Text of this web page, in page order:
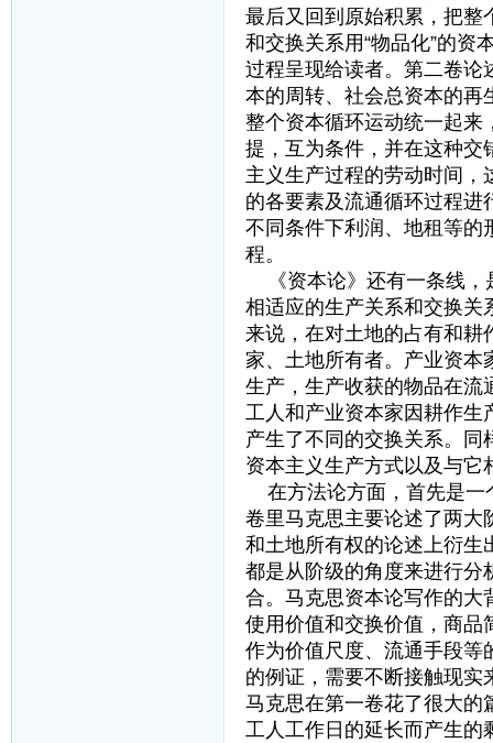
最后又回到原始积累，把整
和交换关系用“物品化”的资
过程呈现给读者。第二卷论
本的周转、社会总资本的再
整个资本循环运动统一起来
提，互为条件，并在这种交
主义生产过程的劳动时间，
的各要素及流通循环过程进
不同条件下利润、地租等的
程。
《资本论》还有一条线，
相适应的生产关系和交换关
来说，在对土地的占有和
家、土地所有者。产业资本
生产，生产收获的物品在流
工人和产业资本家因耕作生
产生了不同的交换关系。同
资本主义生产方式以及与它
在方法论方面，首先是一
卷里马克思主要论述了两大
和土地所有权的论述上衍生
都是从阶级的角度来进行分
合。马克思资本论写作的大
使用价值和交换价值，商品
作为价值尺度、流通手段等
的例证，需要不断接触现实
马克思在第一卷花了很大的
工人工作日的延长而产生的